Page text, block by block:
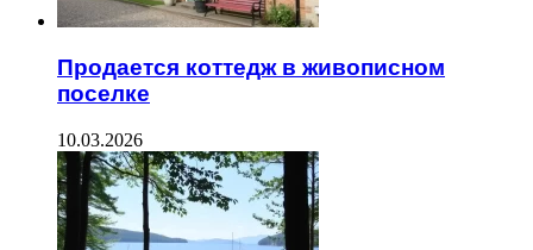
Продается коттедж в живописном
поселке
10.03.2026